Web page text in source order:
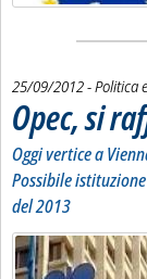
25/09/2012- Politica
Opec, si
Oggi vertice a
Possibile
del 2013